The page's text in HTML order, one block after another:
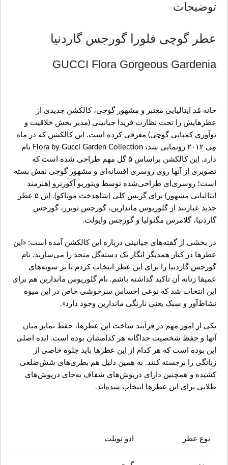
توضیحات
عطر گوچی فلورا گورجس گاردنیا
GUCCI Flora Gorgeous Gardenia
خانه مُد ایتالیایی معتبر و مشهور گوچی، کالکشن جدیدی از
عطرهایش را تحت نظارت فریدا جیانینی (مدیر بخش خلاقیت و
نوآوری کمپانی گوچی) معرفی کرده است. این کالکشن که در ماه
مِی ۲۰۱۲ رونمایی شد، Flora by Gucci Garden Collection نام
دارد. این کالکشن براساس ۵ گل مهم طراحی شده است که
تصویری از آنها روی روسری افسانه‌ای و مشهور گوچی نقش بسته‌
است؛ روسری‌ای طراحی‌شده توسط ویتوریو آکورنرو (هنرمند
ایتالیایی مشهور) برای گریس کلی (شاهدخت موناکو). این ۵ عطر
جدید عبارتند از گلوریوس ماندارین، گورجس توبرز، گورجس
گاردنیا، گلامرس مگنولیا و گورجس وایولت.
در بخشی از گفته‌های جیانینی درباره این کالکشن آمده است: «این
عطرها در کنار همدیگر انگار یک دسته‌گل متحد را می‌سازند. نام
گورجس گاردنیا را برای این عطر انتخاب کردم تا بر سویه‌های
عمیقا زنانه آن تاکید گذاشته باشم. نام گلوریوس ماندارین هم برای
این انتخاب شد که نوعی احساس سرخوشی خاص در این میوه
نشاط‌آور و سبک یعنی نارنگی ماندارین وجود دارد».
یکی از امور مهم در فرآیند ساخت این عطرها، حفظ تمایز میان
آنها و حفظ شخصیت جداگانه هر کدامشان بوده است. ایده اصلی
این بوده است که هر کدام از این عطرها باید جلوه خاصی از
زنانگی را برجسته کنند. به همین دلیل هم بطری‌های شش‌ضلعی
کشیده و همچنین دارای درپوش‌های شفاف‌ به‌جای درپوش‌های
طلایی برای این عطرها انتخاب شده‌اند.
نوع عطر ادو تویلت